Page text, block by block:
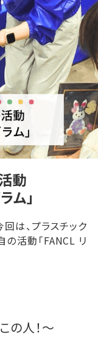
動
ム」
は、プラスチック
活動「FANCL リ
の声を通じてご紹
の人！～